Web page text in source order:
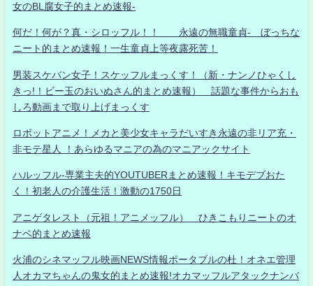
女のBL腐女子的まとめ速報-
何だ！何が？真・シロッフル！！ 永遠の無職童貞- ぼっちな
ニート的まとめ速報！一生童貞上等夜露死苦！
男装スケバン女子！スケッフルまっくす！（新・ナンノひゃくし
きっ!！ビー玉のおいぬさん的まとめ速報） 話題な事件からおも
しろ動画まで取り上げまっくす
ロボットアニメ！メカと美少女キャラだいすき永遠の非リア充・
非モテ星人 ！あらゆるマニアの為のマニアックサイト
ハルッフル-専業主夫的YOUTUBERまとめ速報！キモデブおた
く！初老人の介護生活！激動の1750日
アニゲタレスト（元祖！アニメッフル） ひきこもりニートのオ
ナベ的まとめ速報
火浦のシネマッフル映画NEWS情報ポータブルの杜！オネエ管理
人オカマちゃんの鬼女的まとめ速報!オカマッフルアタックナンバ